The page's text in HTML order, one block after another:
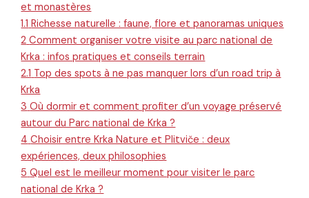
et monastères
1.1 Richesse naturelle : faune, flore et panoramas uniques
2 Comment organiser votre visite au parc national de
Krka : infos pratiques et conseils terrain
2.1 Top des spots à ne pas manquer lors d’un road trip à
Krka
3 Où dormir et comment profiter d’un voyage préservé
autour du Parc national de Krka ?
4 Choisir entre Krka Nature et Plitviče : deux
expériences, deux philosophies
5 Quel est le meilleur moment pour visiter le parc
national de Krka ?